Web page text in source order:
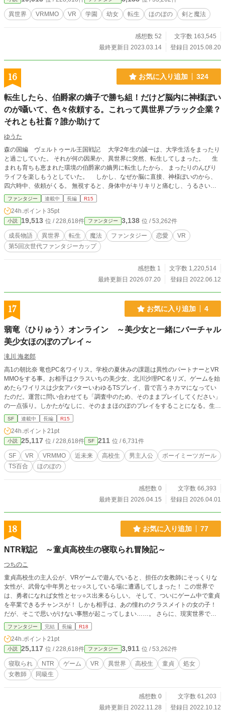
異世界 VRMMO VR 学園 幼女 転生 ほのぼの 剣と魔法
感想数 52
文字数 163,545
最終更新日 2023.03.14
登録日 2015.08.20
16 お気に入り追加 324
転生したら、伯爵家の嫡子で勝ち組！だけど脳内に神様ぽい
のが囁いて、色々依頼する。これって異世界ブラック企業？
それとも社畜？誰か助けて
ゆうた
森の国編 ヴェルトゥール王国戦記 大学2年生の誠一は、大学生活をまったり
と過ごしていた。 それが何の因果か、異世界に突然、転生してしまった。 生
まれも育ちも恵まれた環境の伯爵家の嫡男に転生したから、 まったりのんびり
ライフを楽しもうとしていた。 しかし、なぜか脳に直接、神様ぽいのから、
四六時中、依頼がくる。 無視すると、身体中がキリキリと痛むし、うるさいし
で、依頼をこなす。 これって異世界ブラック企業？神様の社畜的な感じ？ 依
頼をこなしてると、いつの間か英雄扱いで、 いろんな所から依頼がひっきりな
し舞い込む。 誰かこの悪循環、何とかして！ まったりどころか、ヘロヘロな毎
日！誰か助けて
ファンタジー 連載中 長編 R15
24h.ポイント 35pt
小説 19,513 位 / 228,618件 ファンタジー 3,138 位 / 53,262件
成長物語 異世界 転生 魔法 ファンタジー 恋愛
VR
第5回次世代ファンタジーカップ
感想数 1
文字数 1,220,514
最終更新日 2026.07.20
登録日 2022.06.12
17 お気に入り追加 4
翡竜〈ひりゅう〉オンライン ～美少女と一緒にバーチャル
美少女ほのぼのプレイ～
滝川 海老郎
高1の朝比奈 竜也PC名ワイリス。学校の夏休みの課題は異性のパートナーとVR
MMOをする事。お相手はクラスいちの美少女、北川沙理PC名リズ。ゲームを始
めたらワイリスは少女アバターいわゆるTSプレイ、昔で言うネカマになってい
たのだ。運営に問い合わせても「調査中のため、そのままプレイしてください」
の一点張り。しかたがなしに、そのままほのぼのプレイをすることになる。生活
系ちょろっと戦闘、楽しく適当にゲームプレイ。 #全30話6万文字。当作品は20
20年12月～2021年1月に書かれたもので、途中で終わりますが暫定公開しま
す。続きは未定です。
SF 連載中 長編 R15
24h.ポイント 21pt
小説 25,117 位 / 228,618件 SF 211 位 / 6,731件
SF VR VRMMO 近未来 高校生 男主人公
ボーイミーツガール
TS百合
ほのぼの
感想数 0
文字数 66,393
最終更新日 2026.04.15
登録日 2026.04.01
18 お気に入り追加 77
NTR戦記 ～童貞高校生の寝取られ冒険記～
つちのこ
童貞高校生の主人公が、VRゲームで遊んでいると、担任の女教師にそっくりな
女性が、武骨な中年男とセッ○スしている場に遭遇してしまった！ この世界で
は、勇者になれば女性とセッ○ス出来るらしい。 そして、ついにゲーム中で童貞
を卒業できるチャンスが！ しかも相手は、あの憧れのクラスメイトの女の子！
だが、そこで思いがけない事態が起こってしまい……。 さらに、現実世界で
も、担任の女教師とあの男がセッ○スしている現場に遭遇してしまう。 あれっ
て、ゲームの世界の出来事じゃなかったの？ もしかして、ゲームの世界と現実
の世界が……！ という、童貞高校生の寝取られファンタジー物語です。 サブタ
イトルに付いている印は、「★…セッ○スシーンあり」「☆…前戯またはフェラ
のみあり」です。
ファンタジー 完結 長編 R18
24h.ポイント 21pt
小説 25,117 位 / 228,618件 ファンタジー 3,911 位 / 53,262件
寝取られ NTR ゲーム VR 異世界 高校生 童貞
処女
女教師
同級生
感想数 0
文字数 61,203
最終更新日 2022.11.28
登録日 2022.10.12